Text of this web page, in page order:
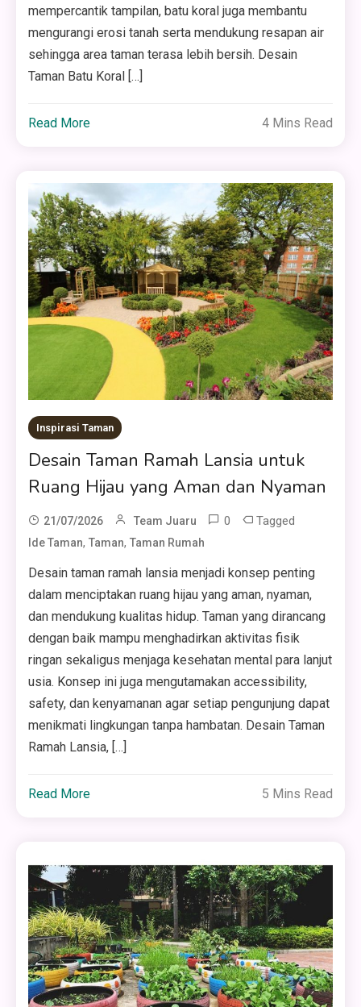
mempercantik tampilan, batu koral juga membantu
mengurangi erosi tanah serta mendukung resapan air
sehingga area taman terasa lebih bersih. Desain
Taman Batu Koral […]
Read More 4 Mins Read
Inspirasi Taman
Desain Taman Ramah Lansia untuk
Ruang Hijau yang Aman dan Nyaman
21/07/2026 Team Juaru 0 Tagged
Ide Taman,Taman,Taman Rumah
Desain taman ramah lansia menjadi konsep penting
dalam menciptakan ruang hijau yang aman, nyaman,
dan mendukung kualitas hidup. Taman yang dirancang
dengan baik mampu menghadirkan aktivitas fisik
ringan sekaligus menjaga kesehatan mental para lanjut
usia. Konsep ini juga mengutamakan accessibility,
safety, dan kenyamanan agar setiap pengunjung dapat
menikmati lingkungan tanpa hambatan. Desain Taman
Ramah Lansia, […]
Read More 5 Mins Read